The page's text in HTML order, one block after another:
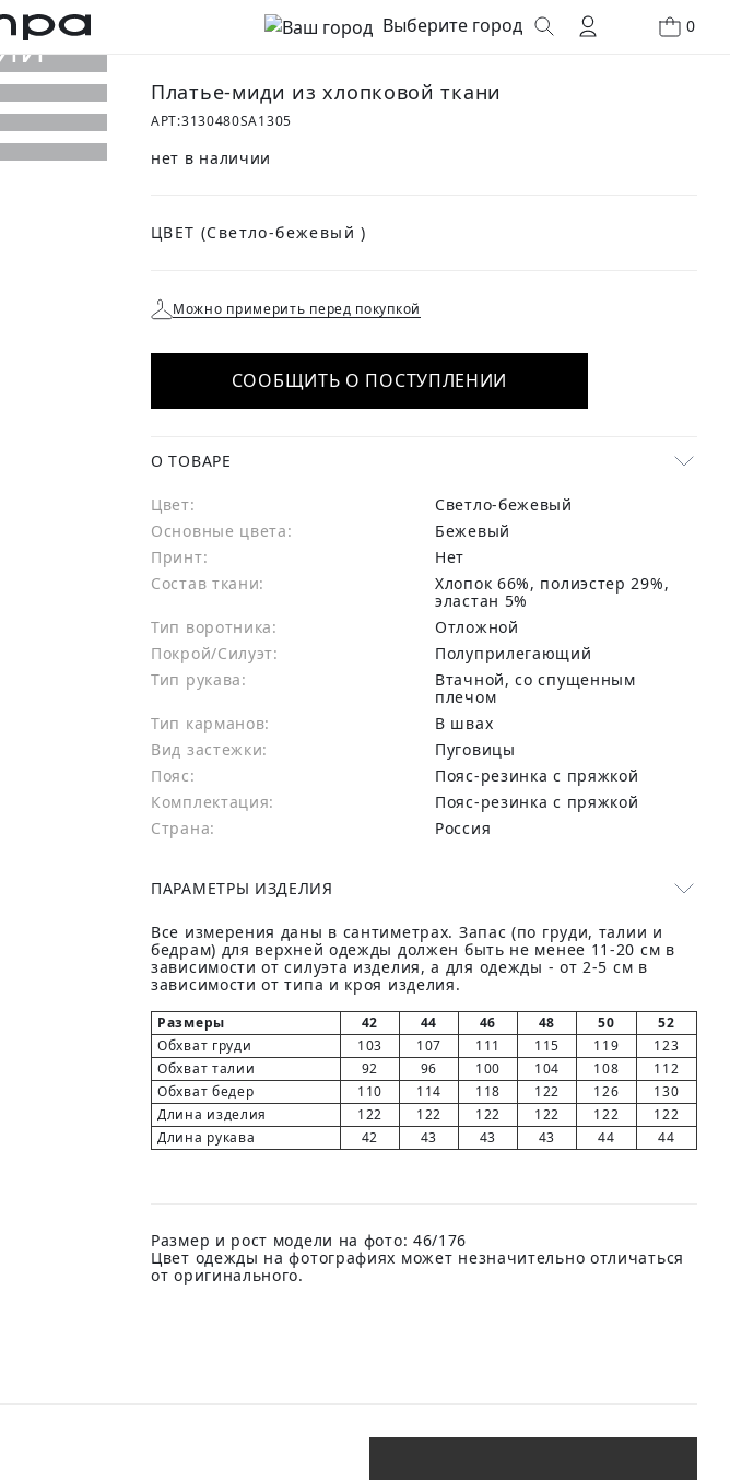
Выберите город 0
Платье-миди из хлопковой ткани
АРТ:3130480SA1305
нет в наличии
ЦВЕТ (Светло-бежевый )
Можно примерить перед покупкой
СООБЩИТЬ О ПОСТУПЛЕНИИ
О ТОВАРЕ
Цвет:
Светло-бежевый
Основные цвета:
бежевый
Принт:
Нет
Состав ткани:
хлопок 66%, полиэстер 29%,
эластан 5%
Тип воротника:
Отложной
Покрой/Силуэт:
Полуприлегающий
Тип рукава:
Втачной, со спущенным
плечом
Тип карманов:
В швах
Вид застежки:
Пуговицы
Пояс:
Пояс-резинка с пряжкой
Комплектация:
Пояс-резинка с пряжкой
Страна:
Россия
ПАРАМЕТРЫ ИЗДЕЛИЯ
Все измерения даны в сантиметрах. Запас (по груди, талии и
бедрам) для верхней одежды должен быть не менее 11-20 см в
зависимости от силуэта изделия, а для одежды - от 2-5 см в
зависимости от типа и кроя изделия.
Размеры 42 44 46 48 50
52
Обхват груди
103 107 111 115 119
123
Обхват талии
92 96 100 104 108
112
Обхват бедер
110 114 118 122 126
130
Длина изделия
122 122 122 122 122
122
Длина рукава
42 43 43 43 44 44
Размер и рост модели на фото: 46/176
Цвет одежды на фотографиях может незначительно отличаться
от оригинального.